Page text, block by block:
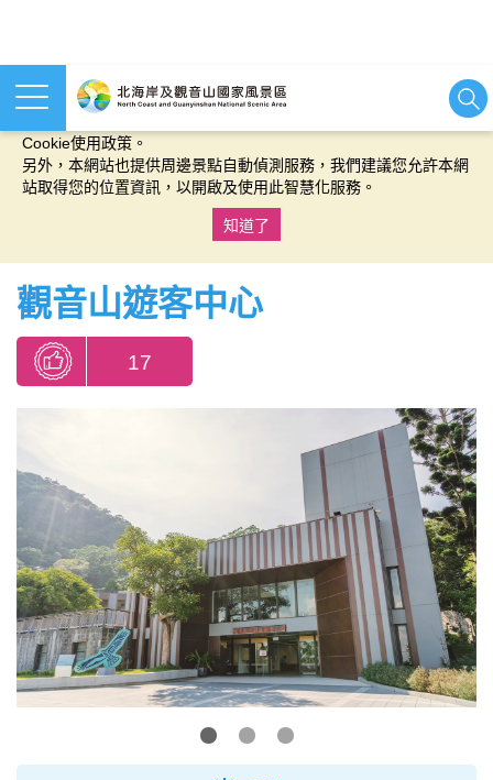
本網站使用cookies等相關技術以持續優化網站服務，並有助於為
Cookie使用政策。
另外，本網站也提供周邊景點自動偵測服務，我們建議您允許本網
站取得您的位置資訊，以開啟及使用此智慧化服務。
知道了
觀音山遊客中心
17